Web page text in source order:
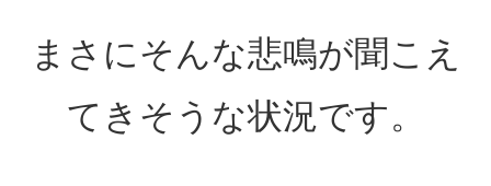
まさにそんな悲鳴が聞こえ
てきそうな状況です。